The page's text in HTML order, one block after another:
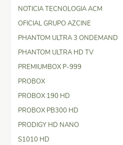
NOTICIA TECNOLOGIA ACM
OFICIAL GRUPO AZCINE
PHANTOM ULTRA 3 ONDEMAND
PHANTOM ULTRA HD TV
PREMIUMBOX P-999
PROBOX
PROBOX 190 HD
PROBOX PB300 HD
PRODIGY HD NANO
S1010 HD